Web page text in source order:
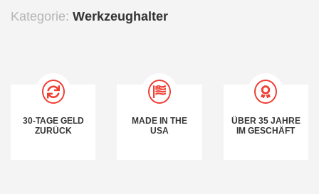
Kategorie: Werkzeughalter
30-TAGE GELD
ZURÜCK
MADE IN THE
USA
ÜBER 35 JAHRE
IM GESCHÄFT